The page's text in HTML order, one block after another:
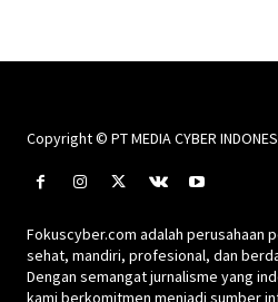
Copyright © PT MEDIA CYBER
Fokuscyber.com adalah perusahaan
sehat, mandiri, profesional, dan
Dengan semangat jurnalisme yang
kami berkomitmen menjadi sumber